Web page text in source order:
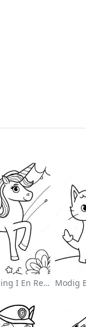
Magisk Enhjørning I En Regnbue Farvelægningsside